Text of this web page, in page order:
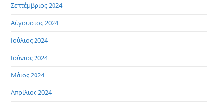
Σεπτέμβριος 2024
Αύγουστος 2024
Ιούλιος 2024
Ιούνιος 2024
Μάιος 2024
Απρίλιος 2024